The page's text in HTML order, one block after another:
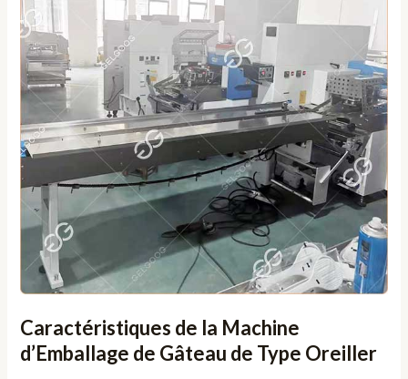
Caractéristiques de la Machine
d’Emballage de Gâteau de Type Oreiller